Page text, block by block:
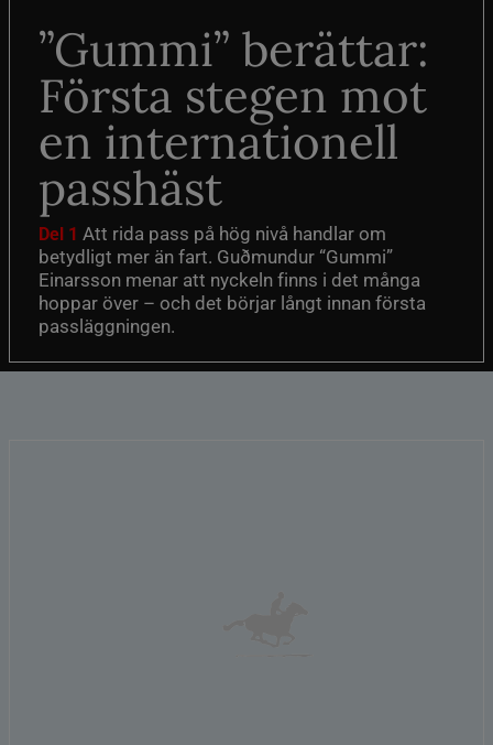
”Gummi” berättar:
Första stegen mot
en internationell
passhäst
Del 1 Att rida pass på hög nivå handlar om
betydligt mer än fart. Guðmundur “Gummi”
Einarsson menar att nyckeln finns i det många
hoppar över – och det börjar långt innan första
passläggningen.